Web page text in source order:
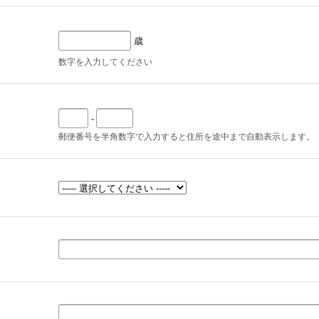
歳
数字を入力してください
-
郵便番号を半角数字で入力すると住所を途中まで自動表示します。